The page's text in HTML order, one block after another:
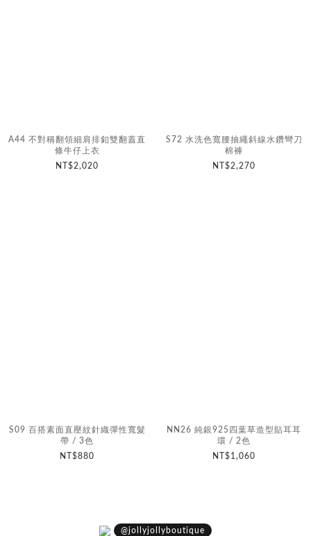
A44 不對稱翻領細肩排釦雙翻蓋直
條牛仔上衣
NT$2,020
S72 水洗色寬腰抽繩斜線水鑽彎刀
棉褲
NT$2,270
S09 百搭素面直壓紋針織彈性寬髮
帶 / 3色
NT$880
NN26 純銀925四葉草造型貼耳耳
環 / 2色
NT$1,060
@jollyjollyboutique